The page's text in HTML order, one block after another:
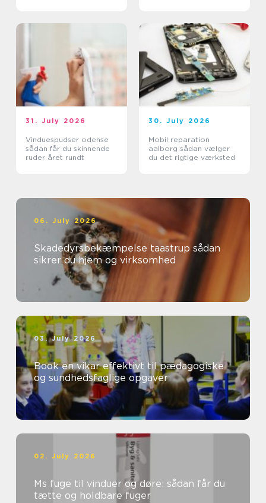
31. July 2026
Vinduespudser odense
sådan får du skinnende
ruder året rundt
30. July 2026
Mobil reparation
aalborg sådan vælger
du det rigtige værksted
06. July 2026
Skadedyrsbekæmpelse taastrup sådan
sikrer du hjem og virksomhed
03. July 2026
Book en vikar effektivt til pædagogiske
og sundhedsfaglige opgaver
02. July 2026
Ms fuge til vinduer og døre: sådan får du
tætte og holdbare fuger